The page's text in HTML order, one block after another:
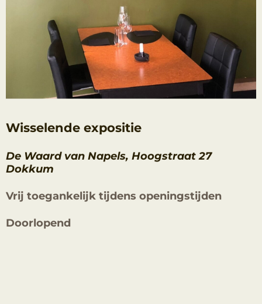
Wisselende expositie
De Waard van Napels, Hoogstraat 27
Dokkum
Vrij toegankelijk tijdens openingstijden
Doorlopend